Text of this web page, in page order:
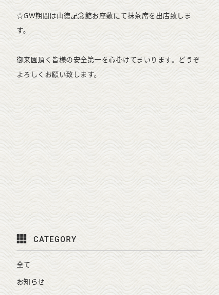
☆GW期間は山徳記念館お座敷にて抹茶席を出店致しま
す。
御来園頂く皆様の安全第一を心掛けてまいります。どうぞ
よろしくお願い致します。
CATEGORY
全て
お知らせ